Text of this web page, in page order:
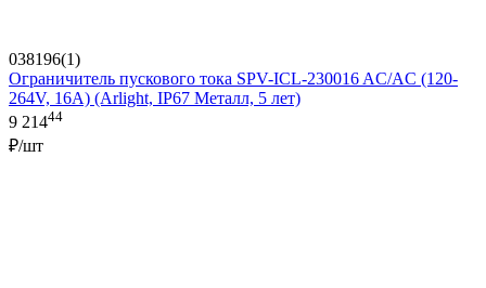
038196(1)
Ограничитель пускового тока SPV-ICL-230016 AC/AC (120-
264V, 16A) (Arlight, IP67 Металл, 5 лет)
9 21444
₽/шт